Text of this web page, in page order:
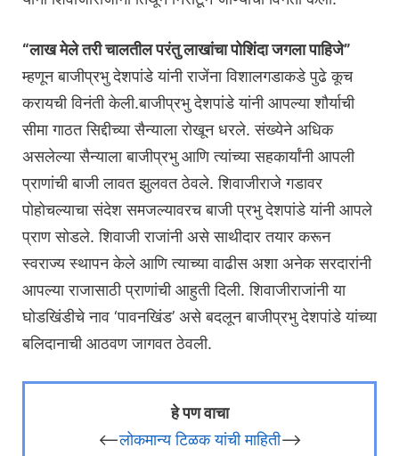
“लाख मेले तरी चालतील परंतु लाखांचा पोशिंदा जगला पाहिजे”
म्हणून बाजीप्रभु देशपांडे यांनी राजेंना विशालगडाकडे पुढे कूच
करायची विनंती केली.बाजीप्रभु देशपांडे यांनी आपल्या शौर्याची
सीमा गाठत सिद्दीच्या सैन्याला रोखून धरले. संख्येने अधिक
असलेल्या सैन्याला बाजीप्रभु आणि त्यांच्या सहकार्यांनी आपली
प्राणांची बाजी लावत झुलवत ठेवले. शिवाजीराजे गडावर
पोहोचल्याचा संदेश समजल्यावरच बाजी प्रभु देशपांडे यांनी आपले
प्राण सोडले. शिवाजी राजांनी असे साथीदार तयार करून
स्वराज्य स्थापन केले आणि त्याच्या वाढीस अशा अनेक सरदारांनी
आपल्या राजासाठी प्राणांची आहुती दिली. शिवाजीराजांनी या
घोडखिंडीचे नाव ‘पावनखिंड’ असे बदलून बाजीप्रभु देशपांडे यांच्या
बलिदानाची आठवण जागवत ठेवली.
हे पण वाचा
<—-लोकमान्य टिळक यांची माहिती—->